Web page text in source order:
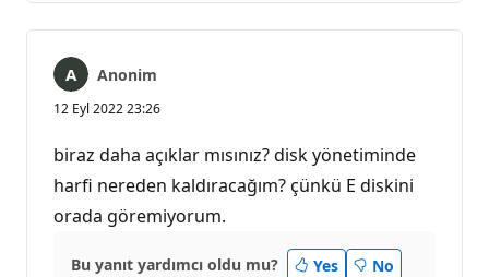
Anonim
12 Eyl 2022 23:26
biraz daha açıklar mısınız? disk yönetiminde
harfi nereden kaldıracağım? çünkü E diskini
orada göremiyorum.
Bu yanıt yardımcı oldu mu? Yes No